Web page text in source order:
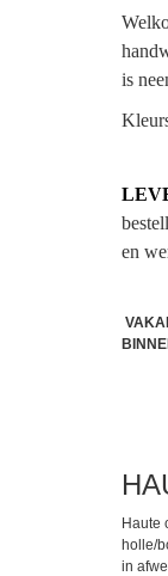
is
en
Haute
holle/
in